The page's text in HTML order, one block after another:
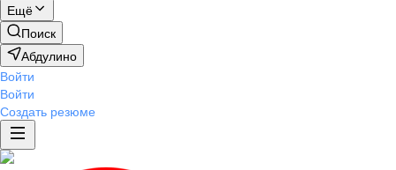
Ещё
Поиск
Абдулино
Войти
Войти
Создать резюме